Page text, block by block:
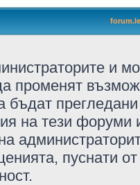
и
променят
бъдат
на тези форуми
пуснати